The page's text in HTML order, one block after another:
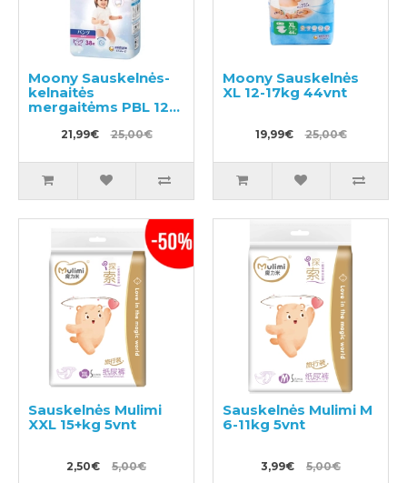
Moony Sauskelnės-
kelnaitės
mergaitėms PBL 12-
21,99€ 25,00€
Moony Sauskelnės
XL 12-17kg 44vnt
19,99€ 25,00€
Sauskelnės Mulimi
XXL 15+kg 5vnt
2,50€ 5,00€
Sauskelnės Mulimi M
6-11kg 5vnt
3,99€ 5,00€